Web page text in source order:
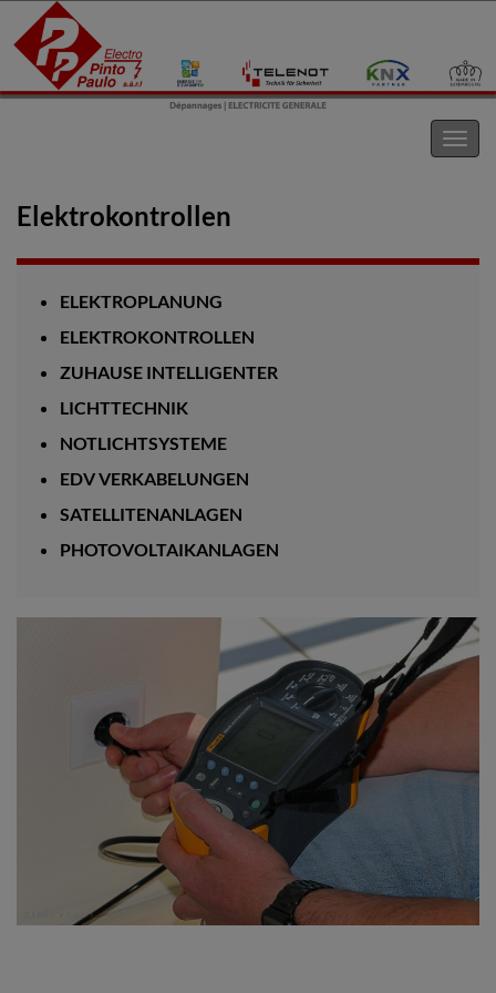
Elektrokontrollen
ELEKTROPLANUNG
ELEKTROKONTROLLEN
ZUHAUSE INTELLIGENTER
LICHTTECHNIK
NOTLICHTSYSTEME
EDV VERKABELUNGEN
SATELLITENANLAGEN
PHOTOVOLTAIKANLAGEN